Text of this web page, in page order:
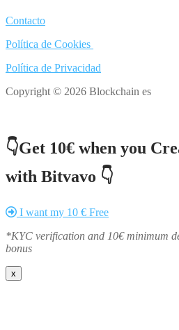
Contacto
Política de Cookies
Política de Privacidad
Copyright © 2026 Blockchain es
👇Get 10€ when you
with Bitvavo 👇
I want my 10 € Free
*KYC verification and 10€ minimum
bonus
x